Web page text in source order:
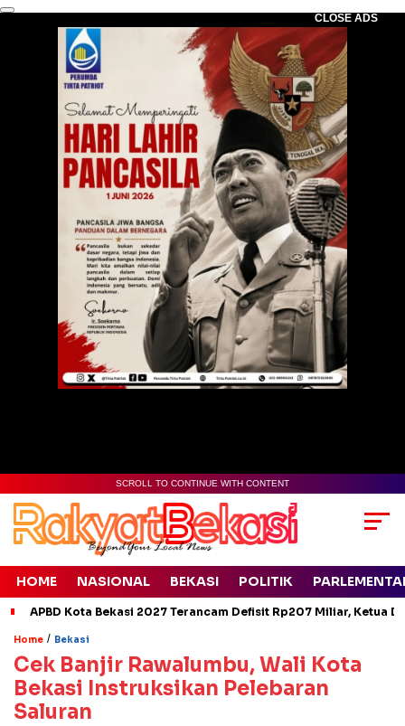
CLOSE ADS
SCROLL TO CONTINUE WITH CONTENT
HOME NASIONAL BEKASI POLITIK
APBD Kota Bekasi 2027 Terancam Defisit Rp207 Miliar, Ketua
Home / Bekasi
Cek Banjir Rawalumbu, Wali Kota
Bekasi Instruksikan Pelebaran
Saluran